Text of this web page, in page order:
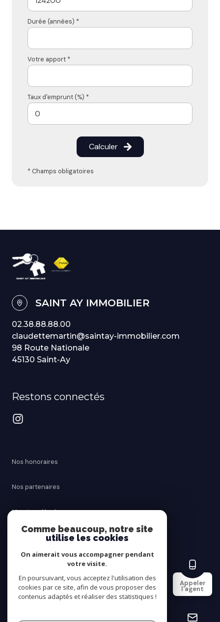
Appeler
l'agent
Durée (années) *
Votre apport *
Taux d'emprunt (%) *
Calculer
* Champs obligatoires
SAINT AY IMMOBILIER
02.38.88.88.00
claudettemartin@saintay-immobilier.com
98 Route Nationale
45130 Saint-Ay
Restons connectés
Nos honoraires
Nos partenaires
Mentions légales
Cookies
© 2026 | Tous droits réservés
Comme beaucoup, notre site
utilise les cookies
On aimerait vous accompagner pendant
votre visite.
En poursuivant, vous acceptez l'utilisation des
cookies par ce site, afin de vous proposer des
contenus adaptés et réaliser des statistiques !